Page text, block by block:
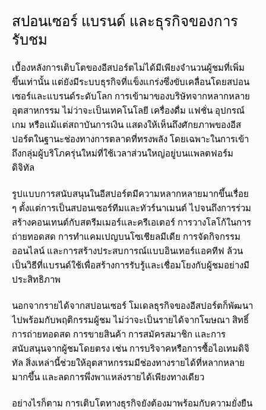
สปอนเซอร์ แบรนด์ และธุรกิจของการ
รับชม
เบื้องหลังการเติบโตของอีสปอร์ตไม่ได้มีเพียงจำนวนผู้ชมที่เพิ่ม
ขึ้นเท่านั้น แต่ยังมีระบบธุรกิจที่แข็งแกร่งซึ่งขับเคลื่อนโดยสปอน
เซอร์และแบรนด์ระดับโลก การเข้ามาของบริษัทจากหลากหลาย
อุตสาหกรรม ไม่ว่าจะเป็นเทคโนโลยี เครื่องดื่ม แฟชั่น อุปกรณ์
เกม หรือแม้แต่สถาบันการเงิน แสดงให้เห็นถึงศักยภาพของอีส
ปอร์ตในฐานะช่องทางการตลาดที่ทรงพลัง โดยเฉพาะในการเข้า
ถึงกลุ่มผู้บริโภครุ่นใหม่ที่ใช้เวลาส่วนใหญ่อยู่บนแพลตฟอร์ม
ดิจิทัล
รูปแบบการสนับสนุนในอีสปอร์ตมีความหลากหลายมากขึ้นเรื่อย
ๆ ตั้งแต่การเป็นสปอนเซอร์ทีมและทัวร์นาเมนต์ ไปจนถึงการร่วม
สร้างคอนเทนต์กับสตรีมเมอร์และครีเอเตอร์ การวางโลโก้ในการ
ถ่ายทอดสด การทำแคมเปญบนโซเชียลมีเดีย การจัดกิจกรรม
ออนไลน์ และการสร้างประสบการณ์แบบอินเทอร์แอคทีฟ ล้วน
เป็นวิธีที่แบรนด์ใช้เพื่อสร้างการรับรู้และเชื่อมโยงกับผู้ชมอย่างมี
ประสิทธิภาพ
นอกจากรายได้จากสปอนเซอร์ โมเดลธุรกิจของอีสปอร์ตก็พัฒนา
ไปพร้อมกับพฤติกรรมผู้ชม ไม่ว่าจะเป็นรายได้จากโฆษณา สิทธิ์
การถ่ายทอดสด การขายสินค้า การสมัครสมาชิก และการ
สนับสนุนจากผู้ชมโดยตรง เช่น การบริจาคหรือการซื้อไอเทมดิจิ
ทัล สิ่งเหล่านี้ช่วยให้อุตสาหกรรมมีช่องทางรายได้ที่หลากหลาย
มากขึ้น และลดการพึ่งพาแหล่งรายได้เพียงทางเดียว
อย่างไรก็ตาม การเติบโตทางธุรกิจยังต้องมาพร้อมกับความยั่งยืน